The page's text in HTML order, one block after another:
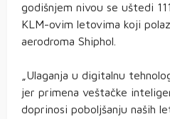
godišnjem nivou se uštedi
KLM-ovim letovima koji
aerodroma Shiphol.
„Ulaganja u digitalnu
jer primena veštačke
doprinosi poboljšanju naših